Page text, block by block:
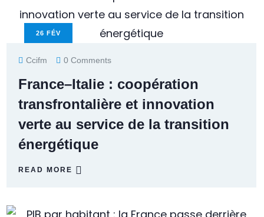
26 FÉV
Ccifm 0 Comments
France–Italie : coopération
transfrontalière et innovation
verte au service de la transition
énergétique
READ MORE